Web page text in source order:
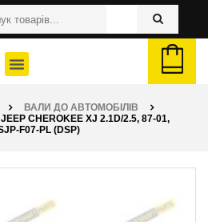
ВАЛИ ДО АВТОМОБІЛІВ
CHEROKEE XJ 2.1D/2.5, 87-01,
F07-PL (DSP)